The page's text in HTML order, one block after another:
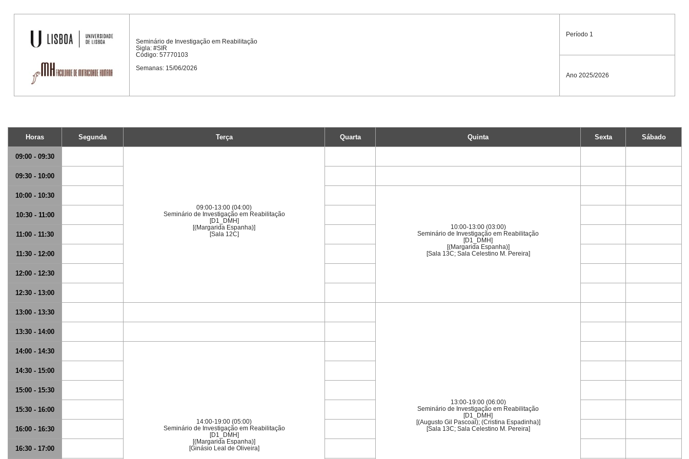
Seminário de Investigação em Reabilitação
Sigla: #SIR
Código: 57770103
Semanas: 15/06/2026
Período 1
Ano 2025/2026
Horas Segunda Terça Quarta Quinta Sexta Sábado
09:00 - 09:30
09:00-13:00 (04:00)
Seminário de Investigação em Reabilitação
[D1_DMH]
[(Margarida Espanha)]
[Sala 12C]
09:30 - 10:00
10:00 - 10:30
10:00-13:00 (03:00)
Seminário de Investigação em Reabilitação
[D1_DMH]
[(Margarida Espanha)]
[Sala 13C; Sala Celestino M. Pereira]
10:30 - 11:00
11:00 - 11:30
11:30 - 12:00
12:00 - 12:30
12:30 - 13:00
13:00 - 13:30
13:00-19:00 (06:00)
Seminário de Investigação em Reabilitação
[D1_DMH]
[(Augusto Gil Pascoal); (Cristina Espadinha)]
[Sala 13C; Sala Celestino M. Pereira]
13:30 - 14:00
14:00 - 14:30
14:00-19:00 (05:00)
Seminário de Investigação em Reabilitação
[D1_DMH]
[(Margarida Espanha)]
[Ginásio Leal de Oliveira]
14:30 - 15:00
15:00 - 15:30
15:30 - 16:00
16:00 - 16:30
16:30 - 17:00